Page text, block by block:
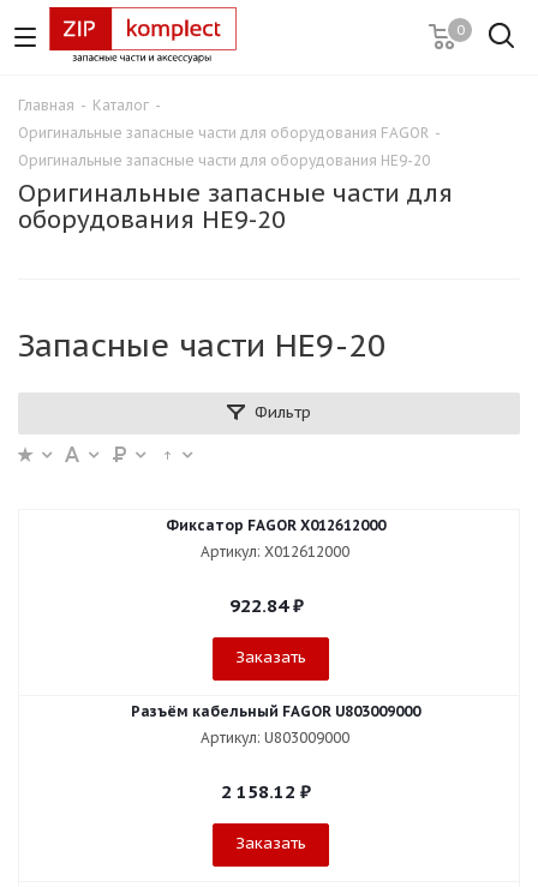
0
Главная - Каталог -
Оригинальные запасные части для оборудования FAGOR -
Оригинальные запасные части для оборудования HE9-20
Оригинальные запасные части для
оборудования HE9-20
Запасные части HE9-20
Фильтр
Фиксатор FAGOR X012612000
Артикул: X012612000
922.84₽
Заказать
Разъём кабельный FAGOR U803009000
Артикул: U803009000
2 158.12 ₽
Заказать